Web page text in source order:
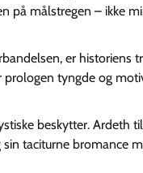
på målstregen – ikke
er
tyngde og
beskytter.
taciturne bromance